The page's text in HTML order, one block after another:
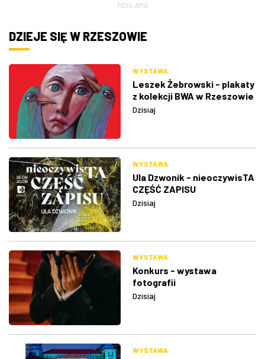
REKLAMA
DZIEJE SIĘ W RZESZOWIE
WYSTAWA
Leszek Żebrowski - plakaty
z kolekcji BWA w Rzeszowie
Dzisiaj
WYSTAWA
Ula Dzwonik - nieoczywisTA
CZĘŚĆ ZAPISU
Dzisiaj
WYSTAWA
Konkurs - wystawa
fotografii
Dzisiaj
WYSTAWA